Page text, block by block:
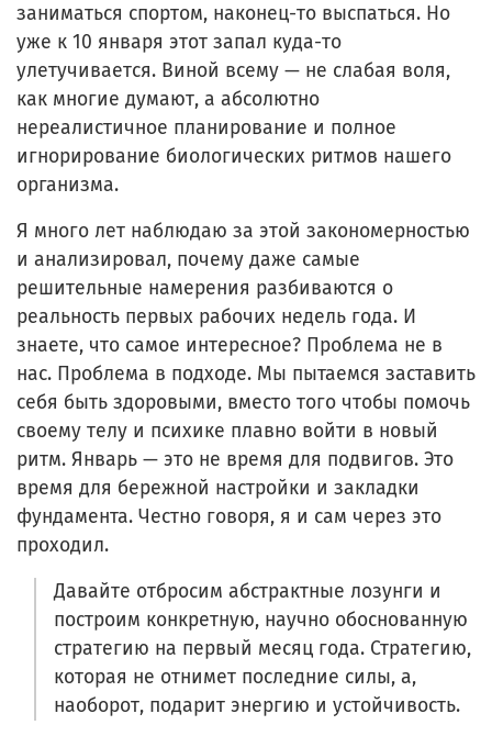
заниматься спортом, наконец-то выспаться. Но
уже к 10 января этот запал куда-то
улетучивается. Виной всему — не слабая воля,
как многие думают, а абсолютно
нереалистичное планирование и полное
игнорирование биологических ритмов нашего
организма.
Я много лет наблюдаю за этой закономерностью
и анализировал, почему даже самые
решительные намерения разбиваются о
реальность первых рабочих недель года. И
знаете, что самое интересное? Проблема не в
нас. Проблема в подходе. Мы пытаемся заставить
себя быть здоровыми, вместо того чтобы помочь
своему телу и психике плавно войти в новый
ритм. Январь — это не время для подвигов. Это
время для бережной настройки и закладки
фундамента. Честно говоря, я и сам через это
проходил.
Давайте отбросим абстрактные лозунги и
построим конкретную, научно обоснованную
стратегию на первый месяц года. Стратегию,
которая не отнимет последние силы, а,
наоборот, подарит энергию и устойчивость.